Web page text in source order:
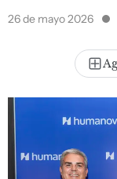
26 de mayo 2026